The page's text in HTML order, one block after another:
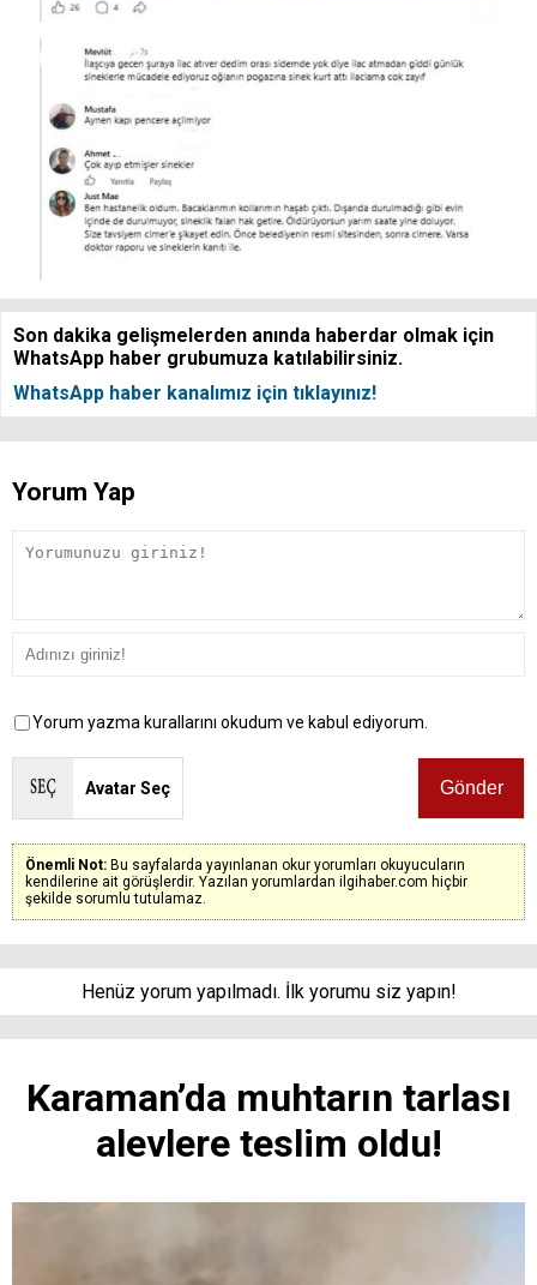
Son dakika gelişmelerden anında haberdar olmak için
WhatsApp haber grubumuza katılabilirsiniz.
WhatsApp haber kanalımız için tıklayınız!
Yorum Yap
Yorum yazma kurallarını okudum ve kabul ediyorum.
Avatar Seç
Önemli Not: Bu sayfalarda yayınlanan okur yorumları okuyucuların
kendilerine ait görüşlerdir. Yazılan yorumlardan ilgihaber.com hiçbir
şekilde sorumlu tutulamaz.
Henüz yorum yapılmadı. İlk yorumu siz yapın!
Karaman’da muhtarın tarlası
alevlere teslim oldu!